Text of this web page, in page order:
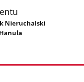
Nieruchalski